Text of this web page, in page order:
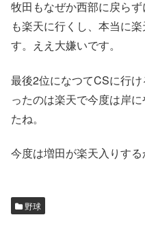
牧田もなぜか西部に戻ら
も楽天に行くし、本当に
す。ええ大嫌いです。
最後2位になつてCSに行
ったのは楽天で今度は岸
たね。
今度は増田が楽天入りする
野球